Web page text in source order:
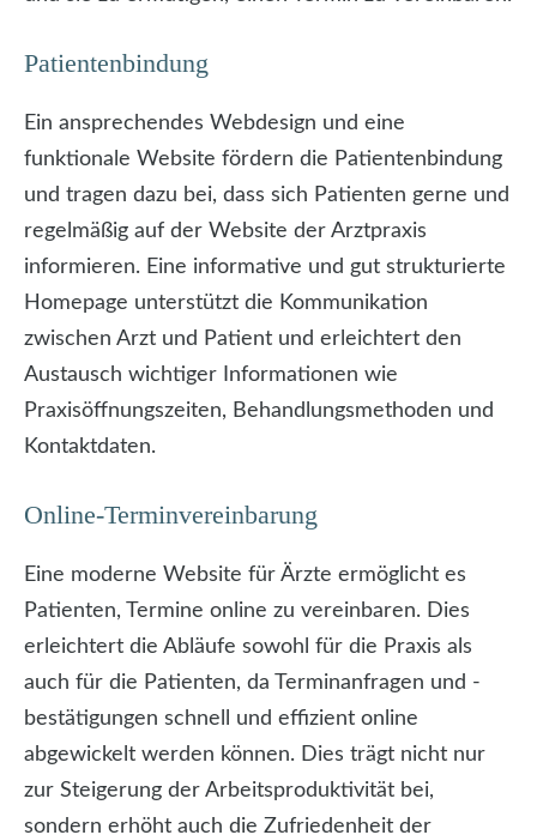
Patientenbindung
Ein ansprechendes Webdesign und eine
funktionale Website fördern die Patientenbindung
und tragen dazu bei, dass sich Patienten gerne und
regelmäßig auf der Website der Arztpraxis
informieren. Eine informative und gut strukturierte
Homepage unterstützt die Kommunikation
zwischen Arzt und Patient und erleichtert den
Austausch wichtiger Informationen wie
Praxisöffnungszeiten, Behandlungsmethoden und
Kontaktdaten.
Online-Terminvereinbarung
Eine moderne Website für Ärzte ermöglicht es
Patienten, Termine online zu vereinbaren. Dies
erleichtert die Abläufe sowohl für die Praxis als
auch für die Patienten, da Terminanfragen und -
bestätigungen schnell und effizient online
abgewickelt werden können. Dies trägt nicht nur
zur Steigerung der Arbeitsproduktivität bei,
sondern erhöht auch die Zufriedenheit der